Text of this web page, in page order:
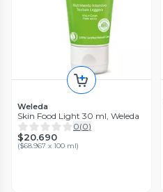
Weleda
Skin Food Light 30 ml, Weleda
0(0)
$20.690
($68.967 x 100 ml)